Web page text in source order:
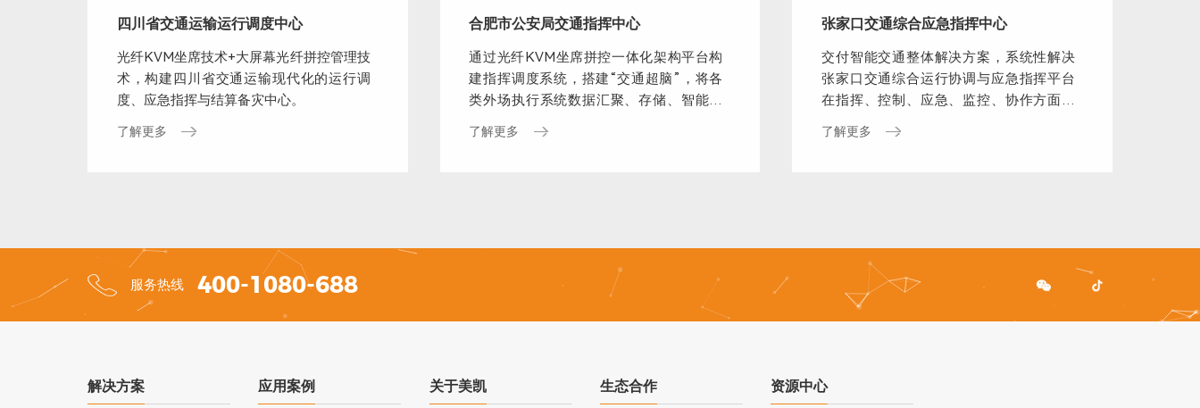
四川省交通运输运行调度中心
光纤KVM坐席技术+大屏幕光纤拼控管理技
术，构建四川省交通运输现代化的运行调
度、应急指挥与结算备灾中心。
了解更多
合肥市公安局交通指挥中心
通过光纤KVM坐席拼控一体化架构平台构
建指挥调度系统，搭建“交通超脑”，将各
类外场执行系统数据汇聚、存储、智能化
了解更多
张家口交通综合应急指挥中心
交付智能交通整体解决方案，系统性解决
张家口交通综合运行协调与应急指挥平台
在指挥、控制、应急、监控、协作方面的
使用需求。
了解更多
服务热线 400-1080-688
解决方案 应用案例 关于美凯 生态合作 资源中心